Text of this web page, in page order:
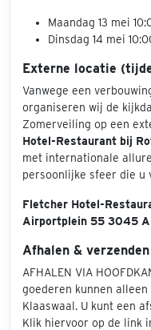
Maandag 13 mei
Dinsdag 14 mei
Externe locatie
Vanwege een
organiseren wij de
Zomerveiling op een
Hotel-Restaurant bij
met internationale
persoonlijke sfeer die u
Fletcher Hotel-
Airportplein 55 3045
Afhalen & verzenden
AFHALEN VIA
goederen kunnen
Klaaswaal. U kunt een
Klik hiervoor op de link